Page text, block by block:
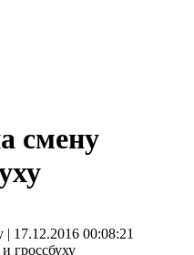
смену
17.12.2016 00:08:21